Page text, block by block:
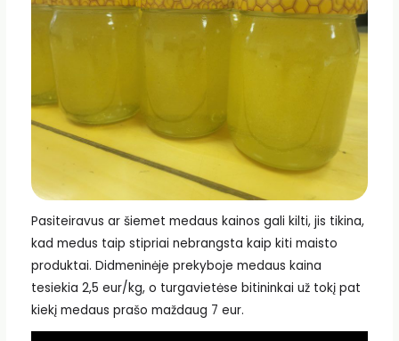
Pasiteiravus ar šiemet medaus kainos gali kilti, jis tikina,
kad medus taip stipriai nebrangsta kaip kiti maisto
produktai. Didmeninėje prekyboje medaus kaina
tesiekia 2,5 eur/kg, o turgavietėse bitininkai už tokį pat
kiekį medaus prašo maždaug 7 eur.